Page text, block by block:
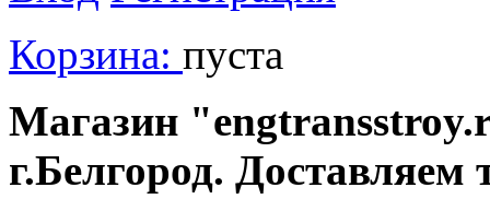
Корзина: пуста
Магазин
г.Белгород.